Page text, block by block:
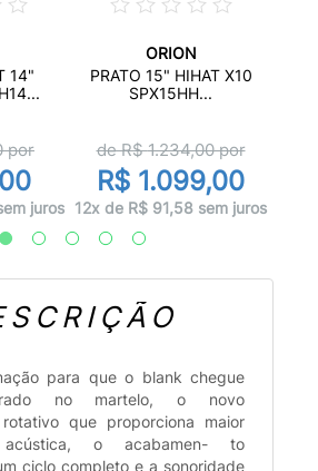
14"
por
juros
ORION
PRATO 15" HIHAT X10
SPX15HH...
de R$1.234,00por
R$ 1.099,00
12x de R$ 91,58 sem juros
para que o blank chegue
no martelo, o novo
rotativo que proporciona maior
acústica, o acabamen- to
ciclo completo e a sonoridade